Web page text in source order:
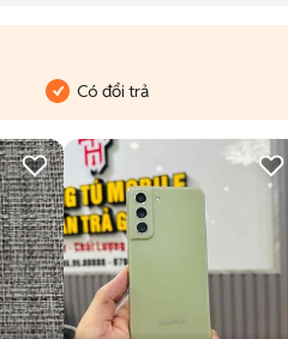
Có đổi trả